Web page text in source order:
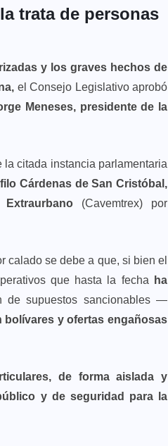
trata de personas
y los graves hechos de
el Consejo Legislativo aprobó
Meneses, presidente de la
citada instancia parlamentaria
Cárdenas de San Cristóbal,
(Cavemtrex) por
calado se debe a que, si bien el
que hasta la fecha
ha
supuestos sancionables —
bolívares y ofertas engañosas
de forma aislada y
y de seguridad para la